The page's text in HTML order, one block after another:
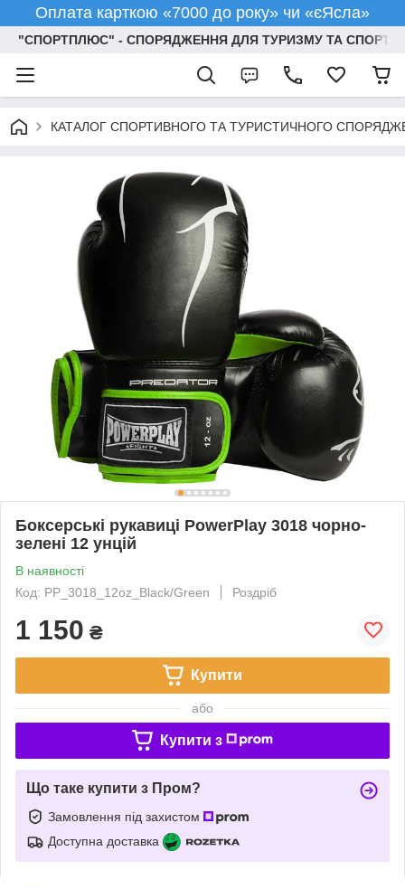
Оплата карткою «7000 до року» чи «єЯсла»
"СПОРТПЛЮС" - СПОРЯДЖЕННЯ ДЛЯ ТУРИЗМУ ТА СПОРТУ
КАТАЛОГ СПОРТИВНОГО ТА ТУРИСТИЧНОГО
Боксерські рукавиці PowerPlay 3018 чорно-
зелені 12 унцій
В наявності
Код: PP_3018_12oz_Black/Green
Роздріб
1 150 ₴
Купити
або
Купити з
Що таке купити з Пром?
Замовлення під захистом
Доступна доставка